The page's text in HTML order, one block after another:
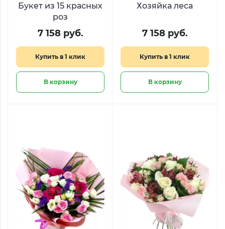
Букет из 15 красных
роз
7 158 руб.
Купить в 1 клик
В корзину
Хозяйка леса
7 158 руб.
Купить в 1 клик
В корзину